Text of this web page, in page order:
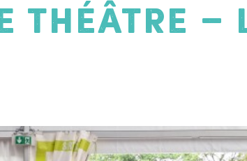
Théâtre –